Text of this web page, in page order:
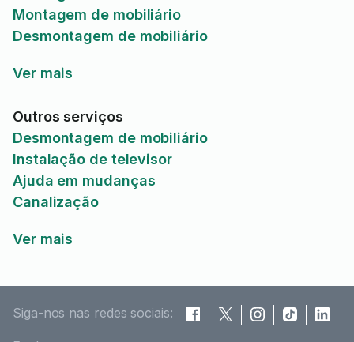
Montagem de mobiliário
Desmontagem de mobiliário
Ver mais
Outros serviços
Desmontagem de mobiliário
Instalação de televisor
Ajuda em mudanças
Canalização
Ver mais
Siga-nos nas redes sociais: